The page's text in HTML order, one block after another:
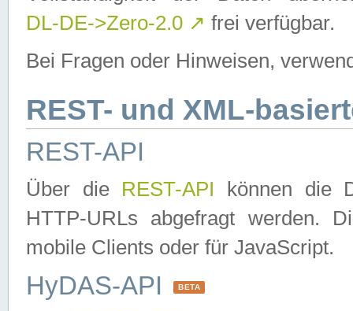
DL-DE->Zero-2.0 ↗ frei verfügbar.
Bei Fragen oder Hinweisen,
REST- und XML-
REST-API
Über die REST-API können die
HTTP-URLs abgefragt werden.
mobile Clients oder für JavaScript.
HyDAS-API BETA